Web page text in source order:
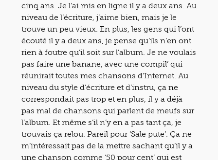
cinq ans. Je l’ai mis en ligne il y a deux ans. Au
niveau de l’écriture, j’aime bien, mais je le
trouve un peu vieux. En plus, les gens qui l’ont
écouté il y a deux ans, je pense qu’ils n’en ont
rien à foutre qu’il soit sur l’album. Je ne voulais
pas faire une banane, avec une compil’ qui
réunirait toutes mes chansons d’Internet. Au
niveau du style d’écriture et d’instru, ça ne
correspondait pas trop et en plus, il y a déjà
pas mal de chansons qui parlent de meufs sur
l’album. Et même s’il n’y en a pas tant ça, je
trouvais ça relou. Pareil pour ‘Sale pute’. Ça ne
m’intéressait pas de la mettre sachant qu’il y a
une chanson comme ’50 pour cent’ qui est